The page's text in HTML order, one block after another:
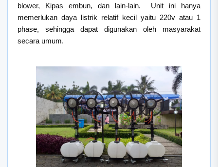
blower, Kipas embun, dan lain-lain. Unit ini hanya
memerlukan daya listrik relatif kecil yaitu 220v atau 1
phase, sehingga dapat digunakan oleh masyarakat
secara umum.